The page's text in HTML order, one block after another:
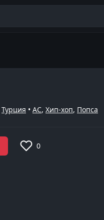
Турция • AC, Хип-хоп, Попса
0